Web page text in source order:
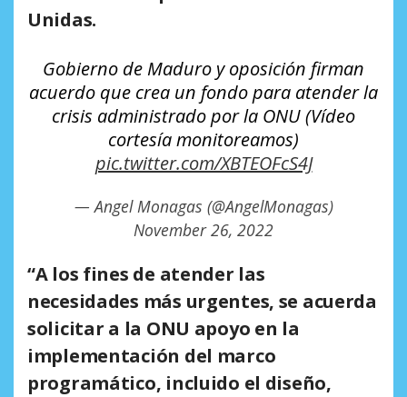
Unidas.
Gobierno de Maduro y oposición firman
acuerdo que crea un fondo para atender la
crisis administrado por la ONU (Vídeo
cortesía monitoreamos)
pic.twitter.com/XBTEOFcS4J
— Angel Monagas (@AngelMonagas)
November 26, 2022
“A los fines de atender las
necesidades más urgentes, se acuerda
solicitar a la ONU apoyo en la
implementación del marco
programático, incluido el diseño,